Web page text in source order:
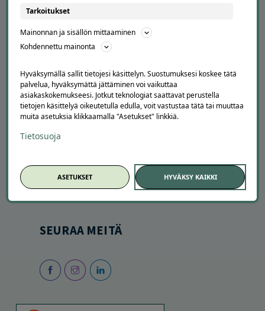
LATAA APPI
SESONGISSA
Uusimmat tarjoukset
Kesätekemistä
SEURAA MEITÄ
Tarkoitukset
Mainonnan ja sisällön mittaaminen
Kohdennettu mainonta
Hyväksymällä sallit tietojesi käsittelyn. Suostumuksesi koskee tätä
palvelua, hyväksymättä jättäminen voi vaikuttaa
asiakaskokemukseesi. Jotkut teknologiat saattavat perustella
tietojen käsittelyä oikeutetulla edulla, voit vastustaa tätä tai muuttaa
muita asetuksia klikkaamalla "Asetukset" linkkiä.
Tietosuoja
ASETUKSET HYVÄKSY KAIKKI